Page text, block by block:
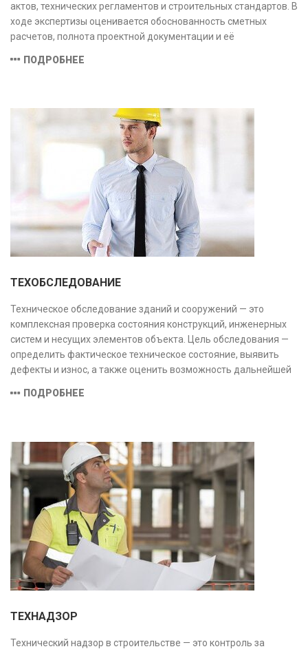
актов, технических регламентов и строительных стандартов. В
ходе экспертизы оценивается обоснованность сметных
расчетов, полнота проектной документации и её
предотвратить ошибки на этапе строительства и
ПОДРОБНЕЕ
ТЕХОБСЛЕДОВАНИЕ
Техническое обследование зданий и сооружений — это
комплексная проверка состояния конструкций, инженерных
систем и несущих элементов объекта. Цель обследования —
определить фактическое техническое состояние, выявить
дефекты и износ, а также оценить возможность дальнейшей
ПОДРОБНЕЕ
ТЕХНАДЗОР
Технический надзор в строительстве — это контроль за